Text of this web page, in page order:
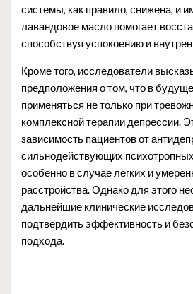
системы, как правило, снижена, и
лавандовое масло помогает
способствуя успокоению и
Кроме того, исследователи
предположения о том, что в
применяться не только при
комплексной терапии депрессии.
зависимость пациентов от
сильнодействующих
особенно в случае лёгких и
расстройства. Однако для этого
дальнейшие клинические
подтвердить эффективность и
подхода.